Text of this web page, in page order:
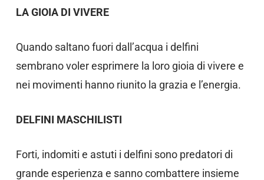
LA GIOIA DI VIVERE
Quando saltano fuori dall’acqua i delfini
sembrano voler esprimere la loro gioia di vivere e
nei movimenti hanno riunito la grazia e l’energia.
DELFINI MASCHILISTI
Forti, indomiti e astuti i delfini sono predatori di
grande esperienza e sanno combattere insieme